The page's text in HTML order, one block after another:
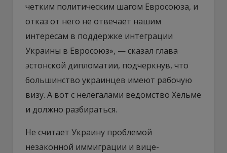
четким политическим шагом Евросоюза, и
отказ от него не отвечает нашим
интересам в поддержке интеграции
Украины в Евросоюз», — сказал глава
эстонской дипломатии, подчеркнув, что
большинство украинцев имеют рабочую
визу. А вот с нелегалами ведомство Хельме
и должно разбираться.
Не считает Украину проблемой
незаконной иммиграции и вице-